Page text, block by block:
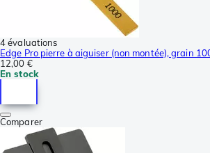
4 évaluations
Edge Pro pierre à aiguiser (non montée), grain
12,00 €
En stock
Comparer